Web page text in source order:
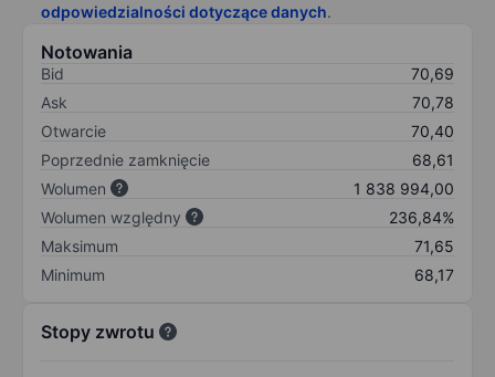
odpowiedzialności dotyczące danych.
Notowania
Bid
70,69
Ask
70,78
Otwarcie
70,40
Poprzednie zamknięcie
68,61
Wolumen
1 838 994,00
Wolumen względny
236,84%
Maksimum
71,65
Minimum
68,17
Stopy zwrotu